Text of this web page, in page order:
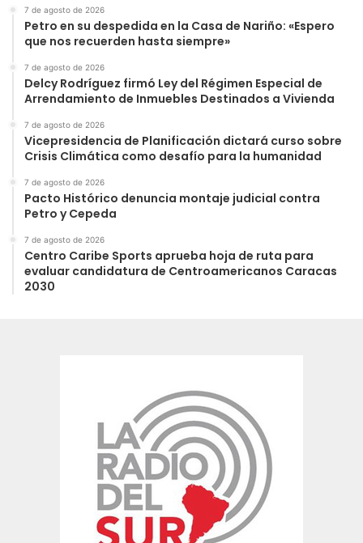
7 de agosto de 2026
Petro en su despedida en la Casa de Nariño: «Espero
que nos recuerden hasta siempre»
7 de agosto de 2026
Delcy Rodríguez firmó Ley del Régimen Especial de
Arrendamiento de Inmuebles Destinados a Vivienda
7 de agosto de 2026
Vicepresidencia de Planificación dictará curso sobre
Crisis Climática como desafío para la humanidad
7 de agosto de 2026
Pacto Histórico denuncia montaje judicial contra
Petro y Cepeda
7 de agosto de 2026
Centro Caribe Sports aprueba hoja de ruta para
evaluar candidatura de Centroamericanos Caracas
2030